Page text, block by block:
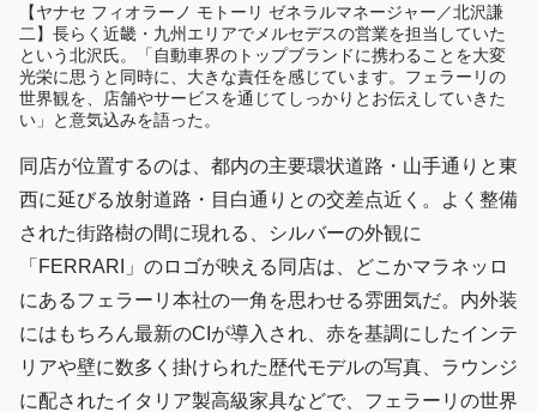
【ヤナセ フィオラーノ モトーリ ゼネラルマネージャー／北沢謙
二】長らく近畿・九州エリアでメルセデスの営業を担当していた
という北沢氏。「自動車界のトップブランドに携わることを大変
光栄に思うと同時に、大きな責任を感じています。フェラーリの
世界観を、店舗やサービスを通じてしっかりとお伝えしていきた
い」と意気込みを語った。
同店が位置するのは、都内の主要環状道路・山手通りと東
西に延びる放射道路・目白通りとの交差点近く。よく整備
された街路樹の間に現れる、シルバーの外観に
「FERRARI」のロゴが映える同店は、どこかマラネッロ
にあるフェラーリ本社の一角を思わせる雰囲気だ。内外装
にはもちろん最新のCIが導入され、赤を基調にしたインテ
リアや壁に数多く掛けられた歴代モデルの写真、ラウンジ
に配されたイタリア製高級家具などで、フェラーリの世界